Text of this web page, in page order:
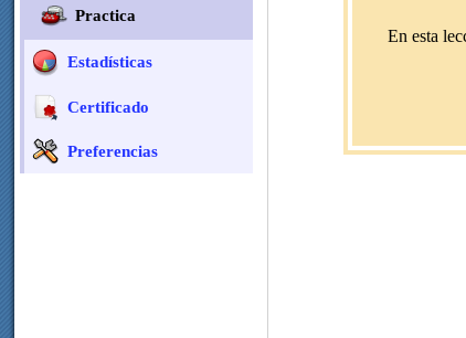
Practica
Estadísticas
Certificado
Preferencias
En esta